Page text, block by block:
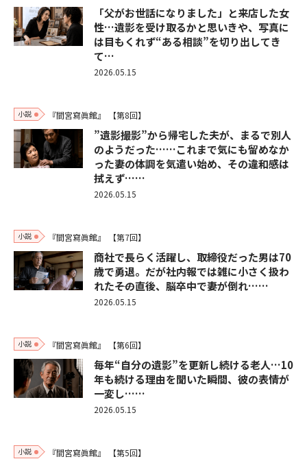
「父がお世話になりました」と来店した女
性…遺影を受け取るかと思いきや、写真に
は目もくれず“ある相談”を切り出してき
て…
2026.05.15
小説 『間宮寫眞館』 【第8回】
”遺影撮影”から帰宅した夫が、まるで別人
のようだった……これまで気にも留めなか
った妻の体調を気遣い始め、その違和感は
拭えず……
2026.05.15
小説 『間宮寫眞館』 【第7回】
商社で長らく活躍し、取締役だった男は70
歳で勇退。だが社内報では雑に小さく扱わ
れた――その直後、脳卒中で妻が倒れ……
2026.05.15
小説 『間宮寫眞館』 【第6回】
毎年“自分の遺影”を更新し続ける老人…10
年も続ける理由を聞いた瞬間、彼の表情が
一変し……
2026.05.15
小説 『間宮寫眞館』 【第5回】